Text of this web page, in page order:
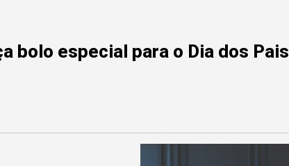
bolo especial para o Dia dos Pais